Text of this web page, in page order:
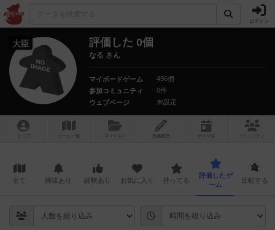
ログイン
大臣 評価した 0個
なる さん
マイボードゲーム
496個
参加コミュニティ
0件
ウェブページ
未設定
トップ ゲーム一覧 マイリスト 投稿履歴 ボ ドゲ コミュニティ
全て 興味あり 経験あり お気に入り 持ってる
評価したゲ
ーム
比較する